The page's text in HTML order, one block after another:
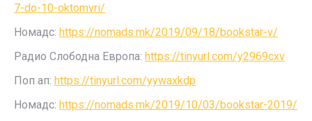
7-do-10-oktomvri/
Номадс: https://nomads.mk/2019/09/18/bookstar-v/
Радио Слободна Европа: https://tinyurl.com/y2969cxv
Поп ап: https://tinyurl.com/yywaxkdp
Номадс: https://nomads.mk/2019/10/03/bookstar-2019/